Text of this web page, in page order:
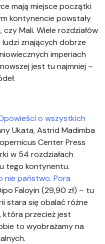
mają miejsce początki
kontynencie powstały
Mali. Wiele rozdziałów
znających dobrze
imperiach
jest tu najmniej –
o wszystkich
Ukata, Astrid Madimba
Center Press
w 54 rozdziałach
tego kontynentu.
nie państwo. Pora
Faloyin (29,90 zł) – tu
stara się obalać różne
przecież jest
to wyobrażamy na